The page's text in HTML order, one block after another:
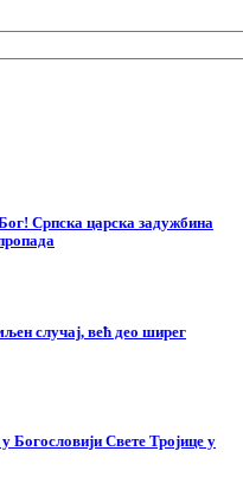
Српска царска задужбина
случај, већ део ширег
Богословији Свете Тројице у